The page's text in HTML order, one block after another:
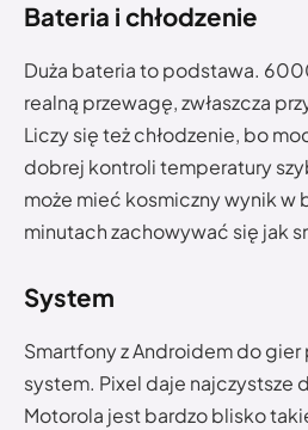
Bateria i chłodzenie
Duża bateria to podstawa.
realną przewagę, zwłaszcza
Liczy się też chłodzenie, bo
dobrej kontroli temperatury
może mieć kosmiczny wynik w
minutach zachowywać się jak
System
Smartfony z Androidem do
system. Pixel daje najczystsze
Motorola jest bardzo blisko